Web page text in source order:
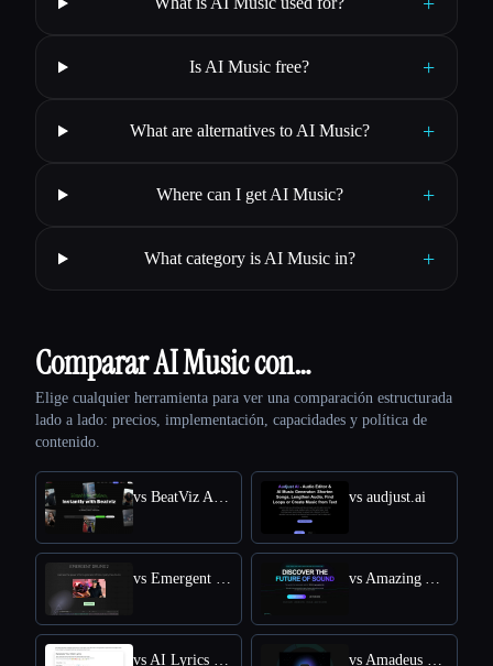
Is AI Music free? +
What are alternatives to AI Music? +
Where can I get AI Music? +
What category is AI Music in? +
Comparar AI Music con…
Elige cualquier herramienta para ver una comparación estructurada
lado a lado: precios, implementación, capacidades y política de
contenido.
vs BeatViz Ai Music Video Generator vs audjust.ai
vs Emergent Drums vs Amazing AI Radio
vs AI Lyrics Generator vs Amadeus Code